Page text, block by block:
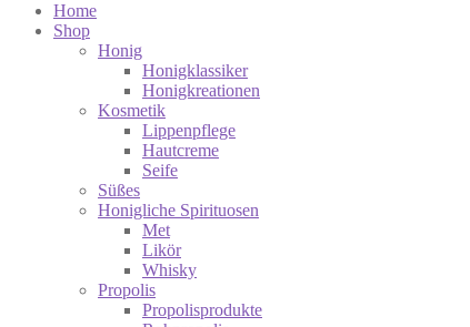
Home
Shop
Honig
Honigklassiker
Honigkreationen
Kosmetik
Lippenpflege
Hautcreme
Seife
Süßes
Honigliche Spirituosen
Met
Likör
Whisky
Propolis
Propolisprodukte